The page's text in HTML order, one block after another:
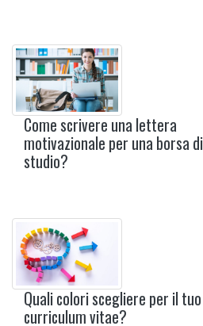
Come scrivere una lettera
motivazionale per una borsa di
studio?
Quali colori scegliere per il tuo
curriculum vitae?